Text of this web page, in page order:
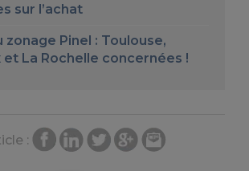
sur l’achat
zonage Pinel : Toulouse,
et La Rochelle concernées !
: